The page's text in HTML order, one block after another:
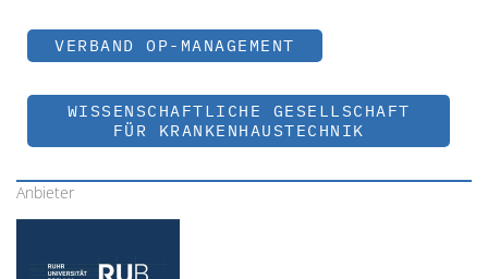
VERBAND OP-MANAGEMENT
WISSENSCHAFTLICHE GESELLSCHAFT
FÜR KRANKENHAUSTECHNIK
Anbieter